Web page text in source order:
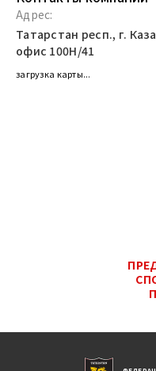
Адрес:
Татарстан респ., г.
офис 100Н/41
загрузка карты...